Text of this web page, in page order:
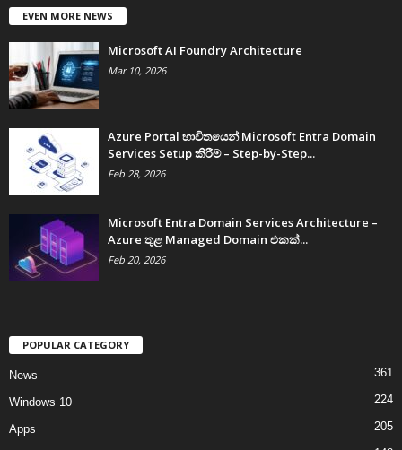
EVEN MORE NEWS
Microsoft AI Foundry Architecture
Mar 10, 2026
Azure Portal භාවිතයෙන් Microsoft Entra Domain
Services Setup කිරීම – Step-by-Step...
Feb 28, 2026
Microsoft Entra Domain Services Architecture –
Azure තුළ Managed Domain එකක්...
Feb 20, 2026
POPULAR CATEGORY
News 361
Windows 10 224
Apps 205